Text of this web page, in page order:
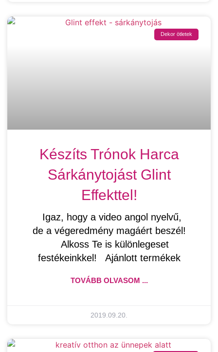
Dekor ötletek
Készíts Trónok Harca
Sárkánytojást Glint
Effekttel!
Igaz, hogy a video angol nyelvű,
de a végeredmény magáért beszél!
Alkoss Te is különlegeset
festékeinkkel! Ajánlott termékek
TOVÁBB OLVASOM ...
2019.09.20.